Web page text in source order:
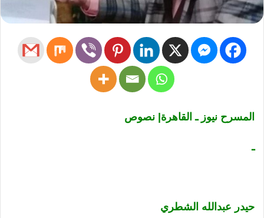
المسرح نيوز ـ القاهرة| نصوص
ـ
حيدر عبدالله الشطري